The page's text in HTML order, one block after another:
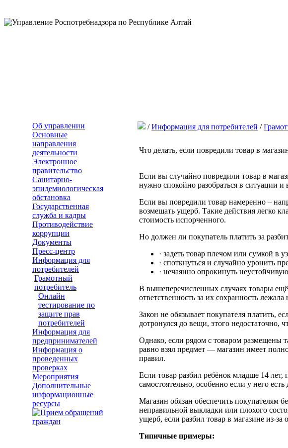
Об управлении
Основные
направления
деятельности
Электронное
правительство
Санитарно-
эпидемиологическая
обстановка
Государственная
служба и кадры
Противодействие
коррупции
Документы
Пресс-центр
Информация для
потребителей
Грамотный
потребитель
Онлайн
тестирование по
защите прав
потребителей
Информация для
предпринимателей
Информация о
проведенных
проверках
Мероприятия
Дополнительные
информационные
ресурсы
/Информация для потребителей /
Что делать, если повредили товар в
Если вы случайно повредили товар в
нужно спокойно разобраться в ситуации
Если вы повредили товар намеренно –
возмещать ущерб. Такие действия легко
стоимость испорченного.
Но должен ли покупатель платить за
· задеть товар плечом или сумкой в
· споткнуться и случайно уронить
· нечаянно опрокинуть
В вышеперечисленных случаях товары ещё
ответственность за их сохранность лежала
Закон не обязывает покупателя платить,
дотронулся до вещи, этого недостаточно,
Однако, если рядом с товаром размещены
равно взял предмет — магазин имеет
правил.
Если товар разбил ребёнок младше 14 лет,
самостоятельно, особенно если у него
Магазин обязан обеспечить покупателям
неправильной выкладки или плохого
ущерб, если разбил товар в магазине из-
Типичные примеры: